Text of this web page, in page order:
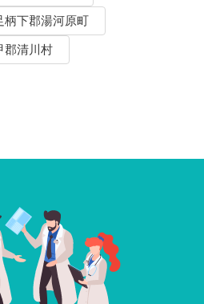
柄下郡湯河原町
郡清川村